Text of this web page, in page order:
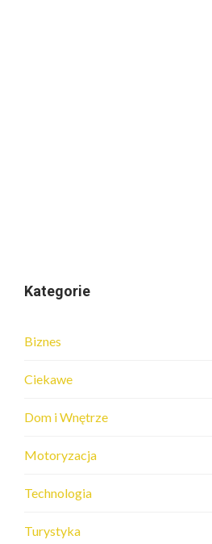
Kategorie
Biznes
Ciekawe
Dom i Wnętrze
Motoryzacja
Technologia
Turystyka